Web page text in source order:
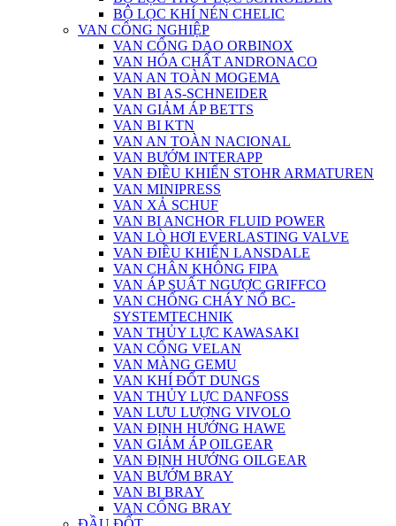
BỘ LỌC KHÍ NÉN CHELIC
VAN CÔNG NGHIỆP
VAN CỔNG DAO ORBINOX
VAN HÓA CHẤT ANDRONACO
VAN AN TOÀN MOGEMA
VAN BI AS-SCHNEIDER
VAN GIẢM ÁP BETTS
VAN BI KTN
VAN AN TOÀN NACIONAL
VAN BƯỚM INTERAPP
VAN ĐIỀU KHIỂN STOHR ARMATUREN
VAN MINIPRESS
VAN XẢ SCHUF
VAN BI ANCHOR FLUID POWER
VAN LÒ HƠI EVERLASTING VALVE
VAN ĐIỀU KHIỂN LANSDALE
VAN CHÂN KHÔNG FIPA
VAN ÁP SUẤT NGƯỢC GRIFFCO
VAN CHỐNG CHÁY NỔ BC-
SYSTEMTECHNIK
VAN THỦY LỰC KAWASAKI
VAN CỔNG VELAN
VAN MÀNG GEMU
VAN KHÍ ĐỐT DUNGS
VAN THỦY LỰC DANFOSS
VAN LƯU LƯỢNG VIVOLO
VAN ĐỊNH HƯỚNG HAWE
VAN GIẢM ÁP OILGEAR
VAN ĐỊNH HƯỚNG OILGEAR
VAN BƯỚM BRAY
VAN BI BRAY
VAN CỔNG BRAY